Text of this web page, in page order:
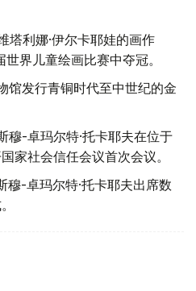
塔利娜·伊尔卡耶娃的画作
界儿童绘画比赛中夺冠。
馆发行青铜时代至中世纪的金
穆-卓玛尔特·托卡耶夫在位于
家社会信任会议首次会议。
-卓玛尔特·托卡耶夫出席数